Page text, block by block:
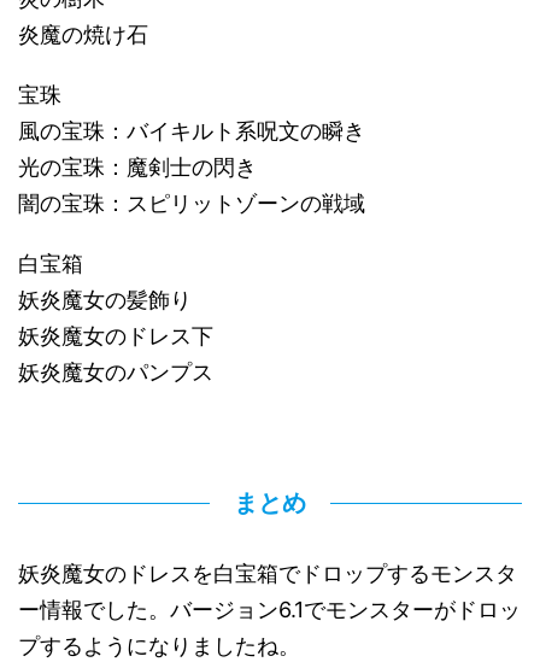
炎魔の焼け石
宝珠
風の宝珠：バイキルト系呪文の瞬き
光の宝珠：魔剣士の閃き
闇の宝珠：スピリットゾーンの戦域
白宝箱
妖炎魔女の髪飾り
妖炎魔女のドレス下
妖炎魔女のパンプス
まとめ
妖炎魔女のドレスを白宝箱でドロップするモンスタ
ー情報でした。バージョン6.1でモンスターがドロッ
プするようになりましたね。